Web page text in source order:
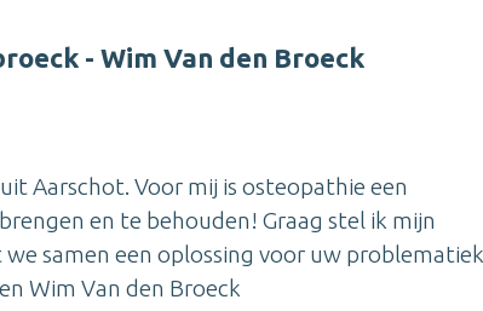
- Wim Van den Broeck
Aarschot. Voor mij is osteopathie een
en te behouden! Graag stel ik mijn
samen een oplossing voor uw problematiek
Wim Van den Broeck